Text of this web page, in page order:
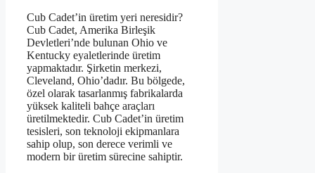
Cub Cadet’in üretim yeri neresidir?
Cub Cadet, Amerika Birleşik
Devletleri’nde bulunan Ohio ve
Kentucky eyaletlerinde üretim
yapmaktadır. Şirketin merkezi,
Cleveland, Ohio’dadır. Bu bölgede,
özel olarak tasarlanmış fabrikalarda
yüksek kaliteli bahçe araçları
üretilmektedir. Cub Cadet’in üretim
tesisleri, son teknoloji ekipmanlara
sahip olup, son derece verimli ve
modern bir üretim sürecine sahiptir.